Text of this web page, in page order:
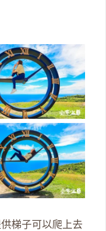
梯子可以爬上去